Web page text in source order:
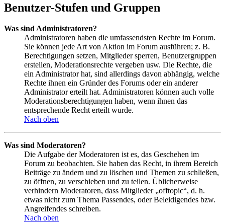
Benutzer-Stufen und Gruppen
Was sind Administratoren?
Administratoren haben die umfassendsten Rechte im Forum.
Sie können jede Art von Aktion im Forum ausführen; z. B.
Berechtigungen setzen, Mitglieder sperren, Benutzergruppen
erstellen, Moderationsrechte vergeben usw. Die Rechte, die
ein Administrator hat, sind allerdings davon abhängig, welche
Rechte ihnen ein Gründer des Forums oder ein anderer
Administrator erteilt hat. Administratoren können auch volle
Moderationsberechtigungen haben, wenn ihnen das
entsprechende Recht erteilt wurde.
Nach oben
Was sind Moderatoren?
Die Aufgabe der Moderatoren ist es, das Geschehen im
Forum zu beobachten. Sie haben das Recht, in ihrem Bereich
Beiträge zu ändern und zu löschen und Themen zu schließen,
zu öffnen, zu verschieben und zu teilen. Üblicherweise
verhindern Moderatoren, dass Mitglieder „offtopic“, d. h.
etwas nicht zum Thema Passendes, oder Beleidigendes bzw.
Angreifendes schreiben.
Nach oben